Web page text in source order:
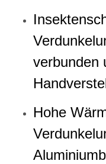
verbunden
Hohe